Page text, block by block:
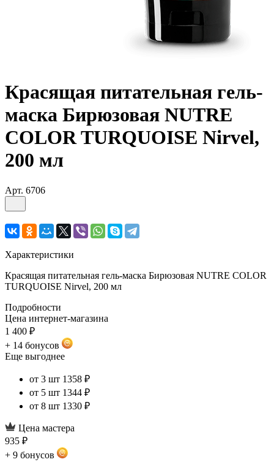
Красящая питательная гель-
маска Бирюзовая NUTRE
COLOR TURQUOISE Nirvel,
200 мл
Арт. 6706
Характеристики
Красящая питательная гель-маска Бирюзовая NUTRE COLOR
TURQUOISE Nirvel, 200 мл
Подробности
Цена интернет-магазина
1 400 ₽
+ 14 бонусов
Еще выгоднее
от 3 шт 1358 ₽
от 5 шт 1344 ₽
от 8 шт 1330 ₽
Цена мастера
935 ₽
+ 9 бонусов